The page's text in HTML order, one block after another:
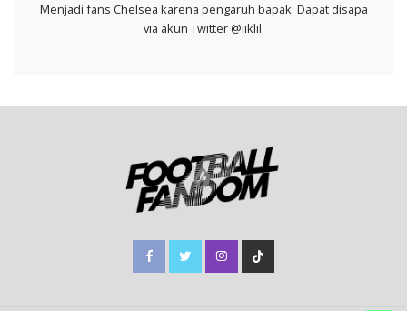
Menjadi fans Chelsea karena pengaruh bapak. Dapat disapa
via akun Twitter @iiklil.